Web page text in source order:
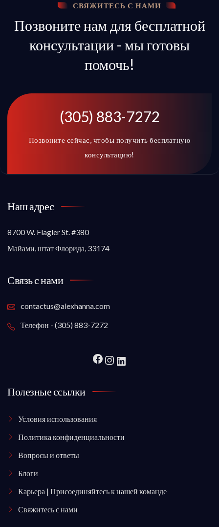
СВЯЖИТЕСЬ С НАМИ
Позвоните нам для бесплатной
консультации - мы готовы
помочь!
(305) 883-7272
Позвоните сейчас, чтобы получить бесплатную
консультацию!
Наш адрес
8700 W. Flagler St. #380
Майами, штат Флорида, 33174
Связь с нами
contactus@alexhanna.com
Телефон - (305) 883-7272
Полезные ссылки
Условия использования
Политика конфиденциальности
Вопросы и ответы
Блоги
Карьера | Присоединяйтесь к нашей команде
Свяжитесь с нами